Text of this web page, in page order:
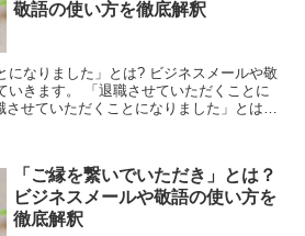
敬語の使い方を徹底解釈
になりました」とは? ビジネスメールや敬
いきます。 「退職させていただくことに
させていただくことになりました」とは、
「ご縁を繋いでいただき」とは？
ビジネスメールや敬語の使い方を
徹底解釈